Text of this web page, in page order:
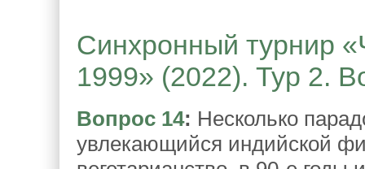
Синхронный турнир
1999» (2022). Тур 2.
Вопрос 14: Несколько
увлекающийся индийской